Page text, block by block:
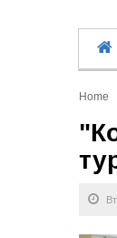
Home